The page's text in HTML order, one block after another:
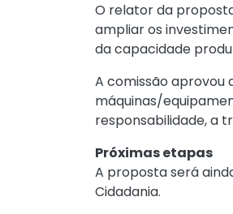
O relator da
ampliar os
da capacidade
A comissão aprovou
máquinas/
responsabilidade, a
Próximas etapas
A proposta será
Cidadania.